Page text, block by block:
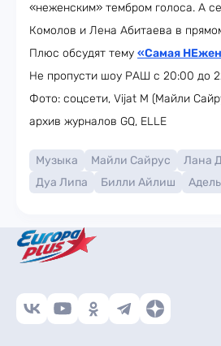
«неженским» тембром голоса. А
Комолов и Лена Абитаева в
Плюс обсудят тему «Самая
Не пропусти шоу РАШ с 20:00 до
Фото: соцсети, Vijat M (Майли
архив журналов GQ, ELLE
Музыка Майли Сайрус
Лана
Дуа Липа
Билли Айлиш Адель